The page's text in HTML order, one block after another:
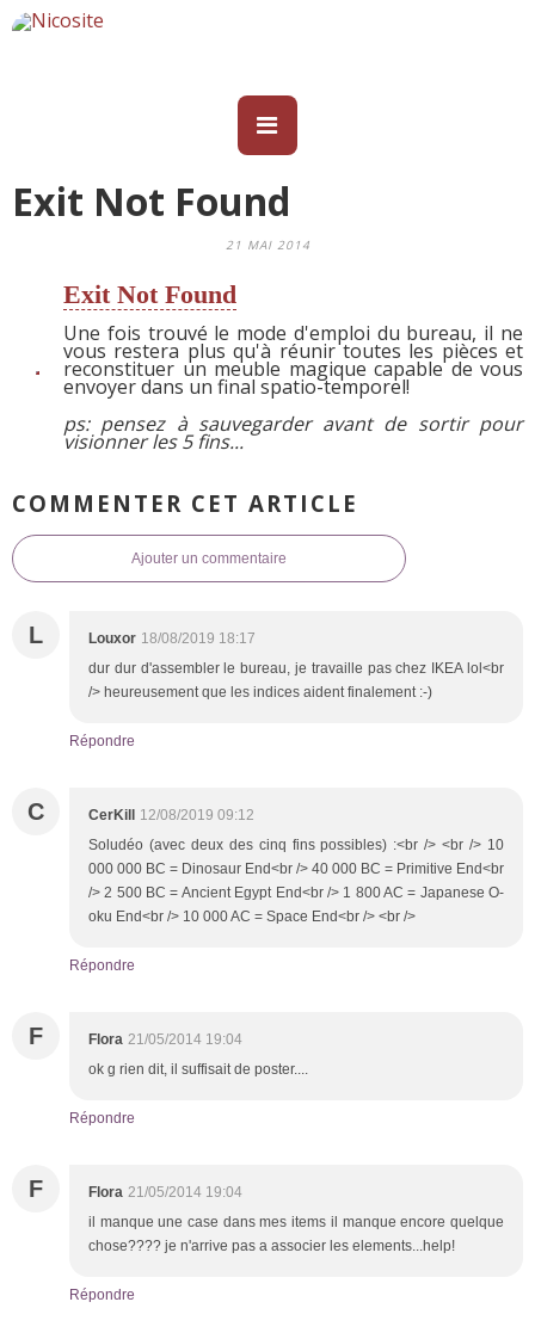
Exit Not Found
21 MAI 2014
Exit Not Found
Une fois trouvé le mode d'emploi du bureau, il ne
vous restera plus qu'à réunir toutes les pièces et
reconstituer un meuble magique capable de vous
envoyer dans un final spatio-temporel!
ps: pensez à sauvegarder avant de sortir pour
visionner les 5 fins...
COMMENTER CET ARTICLE
Ajouter un commentaire
L Louxor 18/08/2019 18:17
dur dur d'assembler le bureau, je travaille pas chez IKEA lol<br
/> heureusement que les indices aident finalement :-)
Répondre
C CerKill 12/08/2019 09:12
Soludéo (avec deux des cinq fins possibles) :<br /> <br /> 10
000 000 BC = Dinosaur End<br /> 40 000 BC = Primitive End<br
/> 2 500 BC = Ancient Egypt End<br /> 1 800 AC = Japanese O-
oku End<br /> 10 000 AC = Space End<br /> <br />
Répondre
F Flora 21/05/2014 19:04
ok g rien dit, il suffisait de poster....
Répondre
F Flora 21/05/2014 19:04
il manque une case dans mes items il manque encore quelque
chose???? je n'arrive pas a associer les elements...help!
Répondre